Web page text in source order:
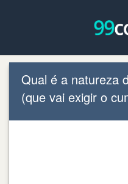
Qual é a natureza
(que vai exigir o